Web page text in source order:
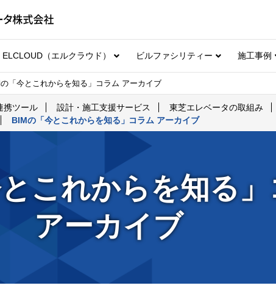
ELCLOUD（エルクラウド） ビルファシリティー 施工事例
「今とこれからを知る」コラム アーカイブ
携ツール 設計・施工支援サービス 東芝エレベータの取組み
BIMの「今とこれからを知る」コラム アーカイブ
これからを知る
アーカイブ